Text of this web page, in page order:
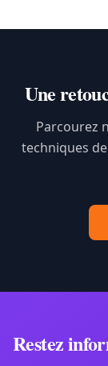
Une
Parcourez
techniques
Restez